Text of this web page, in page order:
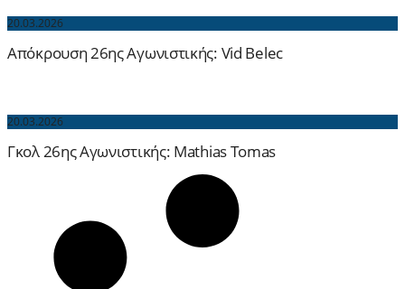
20.03.2026
Απόκρουση 26ης Αγωνιστικής: Vid Belec
20.03.2026
Γκολ 26ης Αγωνιστικής: Mathias Tomas